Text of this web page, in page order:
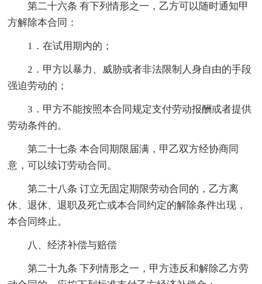
第二十六条 有下列情形之一，乙方可以随时通知甲
方解除本合同：
1．在试用期内的；
2．甲方以暴力、威胁或者非法限制人身自由的手段
强迫劳动的；
3．甲方不能按照本合同规定支付劳动报酬或者提供
劳动条件的。
第二十七条 本合同期限届满，甲乙双方经协商同
意，可以续订劳动合同。
第二十八条 订立无固定期限劳动合同的，乙方离
休、退休、退职及死亡或本合同约定的解除条件出现，
本合同终止。
八、经济补偿与赔偿
第二十九条 下列情形之一，甲方违反和解除乙方劳